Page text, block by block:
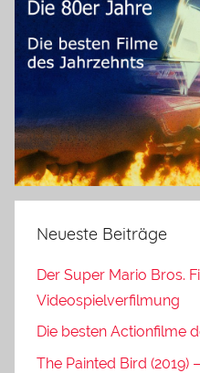
Neueste Beiträge
Der Super Mario Bros.
Videospielverfilmung
Die besten Actionfilme
The Painted Bird